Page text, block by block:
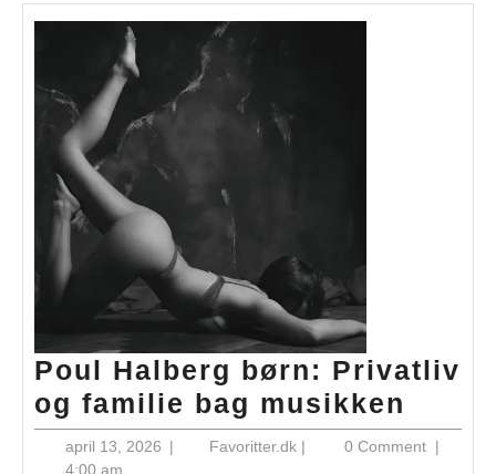
Poul Halberg børn: Privatliv
og familie bag musikken
april 13, 2026april
| Favoritter.dkFavoritter.dk
| 0 Comment |
4:00 am